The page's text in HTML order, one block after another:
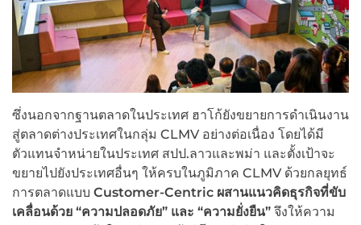
ซึ่งนอกจากฐานตลาดในประเทศ ฮาโก้ยังขยายการดำเนินงาน
สู่ตลาดต่างประเทศในกลุ่ม CLMV อย่างต่อเนื่อง โดยได้มี
ตัวแทนจำหน่ายในประเทศ สปป.ลาวและพม่า และตั้งเป้าจะ
ขยายไปยังประเทศอื่นๆ ให้ครบในภูมิภาค CLMV ด้วยกลยุทธ์
การตลาดแบบ Customer-Centric ผสานแนวคิดธุรกิจที่ขับ
เคลื่อนด้วย “ความปลอดภัย” และ “ความยั่งยืน” จึงให้ความ